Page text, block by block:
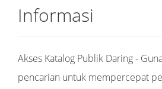
Informasi
Akses Katalog Publik Daring -
pencarian untuk mempercepat